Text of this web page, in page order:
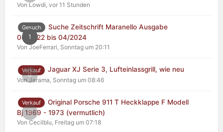
Von Lowdi, vor 11 Stunden
1
Gesuch
Suche Zeitschrift Maranello Ausgabe
04/2022 bis 04/2024
Von JoeFerrari, Sonntag um 20:11
0
Verkauf Jaguar XJ Serie 3, Lufteinlassgrill, wie neu
Von Jarama, Sonntag um 08:46
0
Verkauf
Original Porsche 911 T Heckklappe F Modell
Bj 1969 - 1973 (vermutlich)
Von Cecilblu, Freitag um 07:18